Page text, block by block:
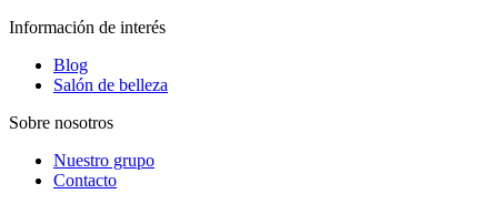
Información de interés
Blog
Salón de belleza
Sobre nosotros
Nuestro grupo
Contacto